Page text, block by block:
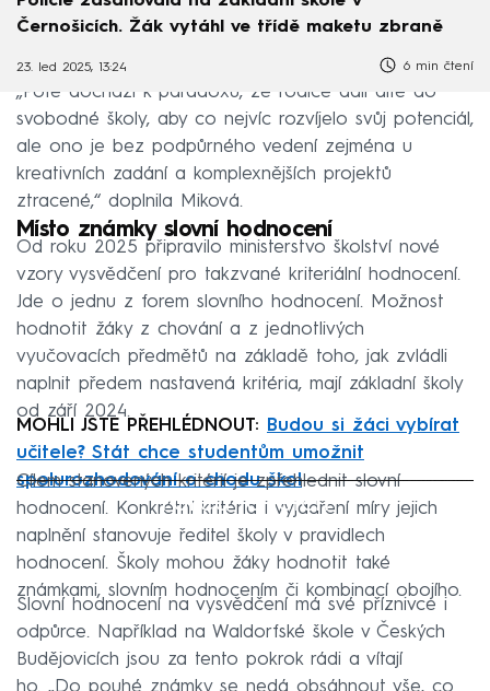
Černošicích. Žák vytáhl ve třídě maketu zbraně
23. led 2025, 13:24 6 min čtení
„Poté dochází k paradoxu, že rodiče dali dítě do
svobodné školy, aby co nejvíc rozvíjelo svůj potenciál,
ale ono je bez podpůrného vedení zejména u
kreativních zadání a komplexnějších projektů
ztracené,“ doplnila Miková.
Místo známky slovní hodnocení
Od roku 2025 připravilo ministerstvo školství nové
vzory vysvědčení pro takzvané kriteriální hodnocení.
Jde o jednu z forem slovního hodnocení. Možnost
hodnotit žáky z chování a z jednotlivých
vyučovacích předmětů na základě toho, jak zvládli
naplnit předem nastavená kritéria, mají základní školy
od září 2024.
MOHLI JSTE PŘEHLÉDNOUT:
Budou si žáci vybírat
učitele? Stát chce studentům umožnit
spolurozhodování o chodu škol
Failed to fetch
Cílem stanovených kritérií je zpřehlednit slovní
hodnocení. Konkrétní kritéria i vyjádření míry jejich
naplnění stanovuje ředitel školy v pravidlech
hodnocení. Školy mohou žáky hodnotit také
známkami, slovním hodnocením či kombinací obojího.
Slovní hodnocení na vysvědčení má své příznivce i
odpůrce. Například na Waldorfské škole v Českých
Budějovicích jsou za tento pokrok rádi a vítají
ho. „Do pouhé známky se nedá obsáhnout vše, co